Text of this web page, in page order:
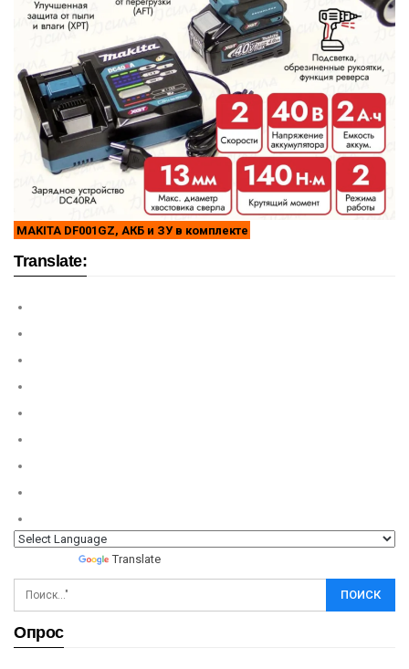
MAKITA DF001GZ, АКБ и ЗУ в комплекте
Translate:
Translate
Опрос